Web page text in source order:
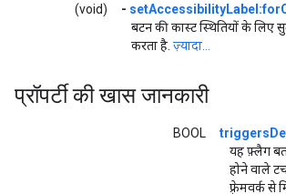
(void) -
बटन की कास्ट स्थितियों के
करता है. ज़्यादा...
प्रॉपर्टी की खास जानकारी
BOOL
यह फ़्लैग
होने वाले
फ़्रेमवर्क से